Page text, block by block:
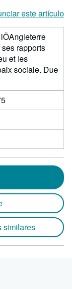
este artículo
rapports
et les
sociale. Due
similares